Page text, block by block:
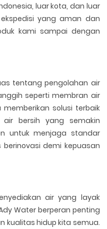
luar kota, dan luar
yang aman dan
kami sampai dengan
tentang pengolahan air
seperti membran air
memberikan solusi terbaik
air bersih yang semakin
untuk menjaga standar
demi kepuasan
air yang layak
Water berperan penting
kualitas hidup kita semua.